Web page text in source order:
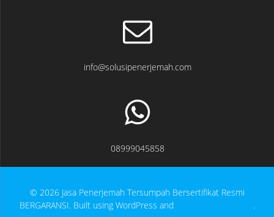
info@solusipenerjemah.com
08999045858
© 2026 Jasa Penerjemah Tersumpah Bersertifikat Resmi
BERGARANSI. Built using WordPress and
.